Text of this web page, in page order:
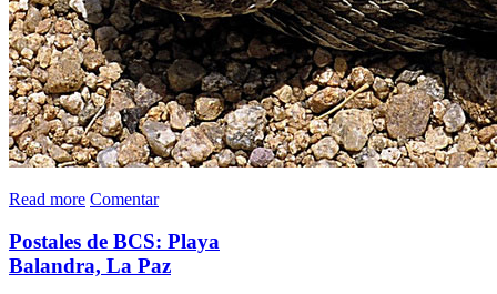
Read more Comentar
Postales de BCS: Playa
Balandra, La Paz